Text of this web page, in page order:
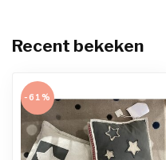
Recent bekeken
-61%